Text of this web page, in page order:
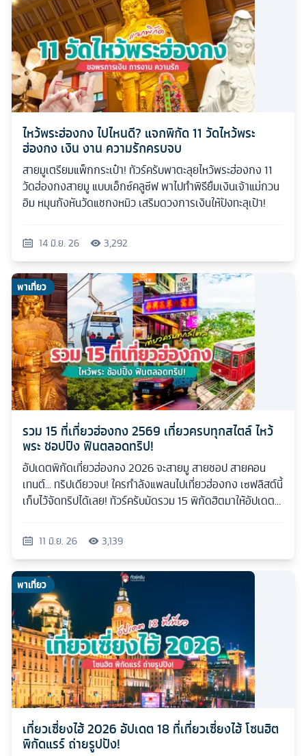
ไหว้พระฮ่องกง ไปไหนดี? แจกพิกัด 11 วัดไหว้พระ
ฮ่องกง เงิน งาน ความรักครบจบ
สายมูเตรียมแพ็กกระเป๋า! ทัวร์ครับพาตะลุยไหว้พระฮ่องกง 11
วัดฮ่องกงสายมู แบบเอ็กซ์คลูซีฟ พาไปทำพิธียืมเงินเจ้าแม่กวน
อิม หมุนกังหันวัดแชกงหมิว เสริมดวงการเงินให้ปังทะลุเป้า!
14 มิ.ย. 26 3,292
พาเที่ยว
รวม 15 ที่เที่ยวฮ่องกง 2569 เที่ยวครบทุกสไตล์ ไหว้
พระ ชอปปิง ฟินตลอดทริป!
อัปเดตพิกัดเที่ยวฮ่องกง 2026 จะสายมู สายชอป สายคอน
เทนต์... ทริปเดียวจบ! ใครกำลังแพลนไปเที่ยวฮ่องกง เซฟลิสต์นี้
เก็บไว้จัดทริปได้เลย! ทัวร์ครับมัดรวม 15 พิกัดฮิตมาให้อัปเดต
11 มิ.ย. 26 3,139
พาเที่ยว
เที่ยวเซี่ยงไฮ้ 2026 อัปเดต 18 ที่เที่ยวเซี่ยงไฮ้ โซนฮิต
พิกัดแรร์ ถ่ายรูปปัง!